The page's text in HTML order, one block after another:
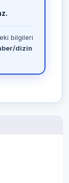
bilgileri
dizin